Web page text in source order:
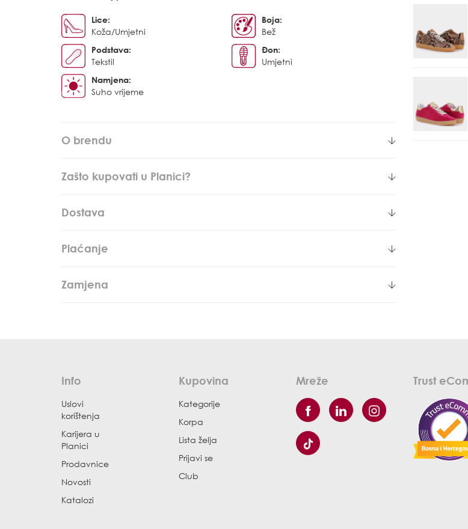
Lice:
Koža/Umjetni
Boja:
Bež
Podstava:
Tekstil
Đon:
Umjetni
Namjena:
Suho vrijeme
O brendu
Zašto kupovati u Planici?
Dostava
Plaćanje
Zamjena
Info
Uslovi
korištenja
Karijera u
Planici
Prodavnice
Novosti
Katalozi
Kupovina
Kategorije
Korpa
Lista želja
Prijavi se
Club
Mreže Trust